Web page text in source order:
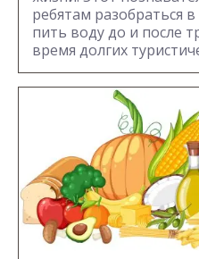
ребятам разобраться
пить воду до и после
время долгих